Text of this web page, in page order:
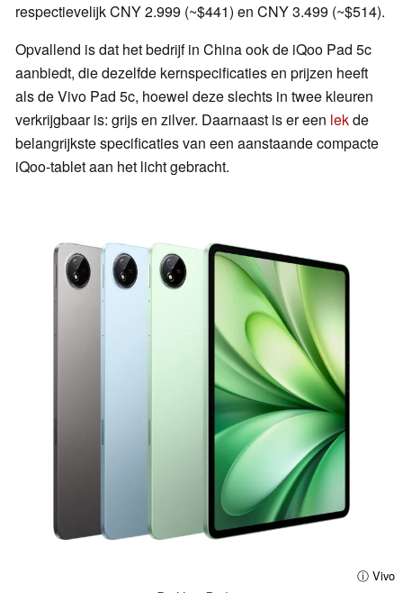
respectievelijk CNY 2.999 (~$441) en CNY 3.499 (~$514).
Opvallend is dat het bedrijf in China ook de iQoo Pad 5c
aanbiedt, die dezelfde kernspecificaties en prijzen heeft
als de Vivo Pad 5c, hoewel deze slechts in twee kleuren
verkrijgbaar is: grijs en zilver. Daarnaast is er een lekde
belangrijkste specificaties van een aanstaande compacte
iQoo-tablet aan het licht gebracht.
ⓘ Vivo